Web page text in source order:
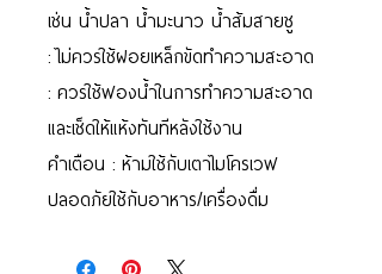
เช่น น้ำปลา น้ำมะนาว น้ำส้มสายชู
: ไม่ควรใช้ฝอยเหล็กขัดทำความสะอาด
: ควรใช้ฟองน้ำในการทำความสะอาด
และเช็ดให้แห้งทันทีหลังใช้งาน
คำเตือน : ห้ามใช้กับเตาไมโครเวฟ
ปลอดภัยใช้กับอาหาร/เครื่องดื่ม